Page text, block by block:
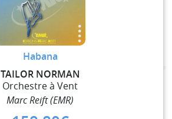
Habana
TAILOR NORMAN
Orchestre à Vent
Marc Reift (EMR)